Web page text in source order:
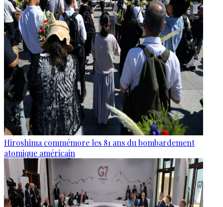
Hiroshima commémore les 81 ans du bombardement
atomique américain